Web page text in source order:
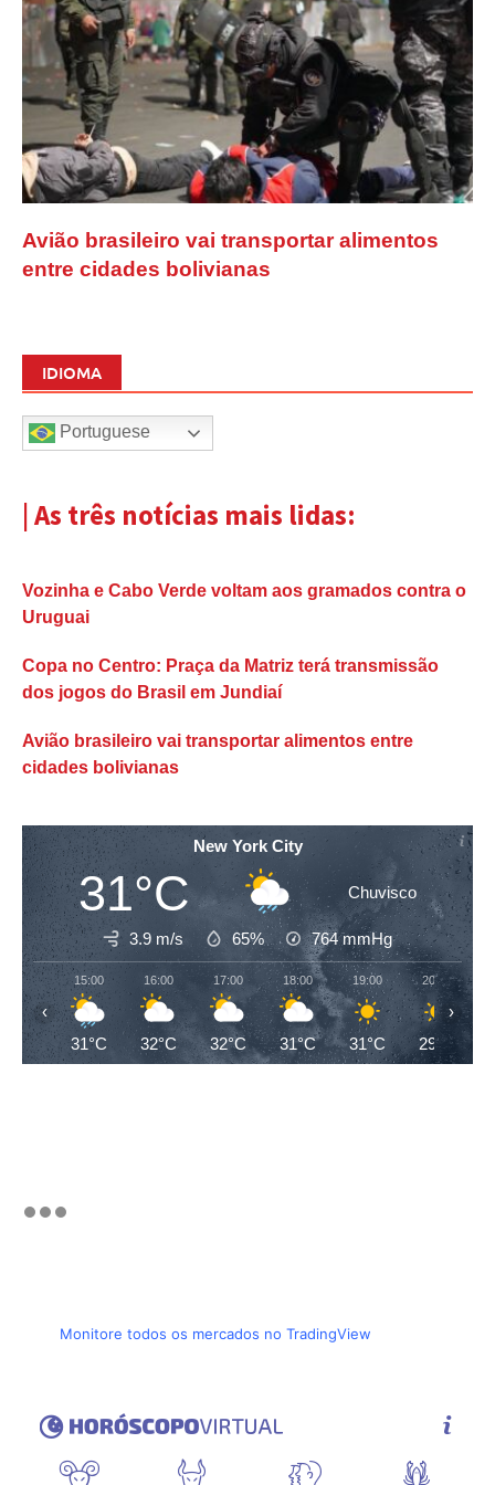
Avião brasileiro vai transportar alimentos
entre cidades bolivianas
IDIOMA
Portuguese
| As três notícias mais lidas:
Vozinha e Cabo Verde voltam aos gramados contra o
Uruguai
Copa no Centro: Praça da Matriz terá transmissão
dos jogos do Brasil em Jundiaí
Avião brasileiro vai transportar alimentos entre
cidades bolivianas
New York City
31°C Chuvisco
3.9 m/s 65% 764mmHg
15:00
31°C
16:00
32°C
17:00
32°C
18:00
31°C
19:00
31°C
20:00
29°C
‹ ›
Monitore todos os mercados no TradingView